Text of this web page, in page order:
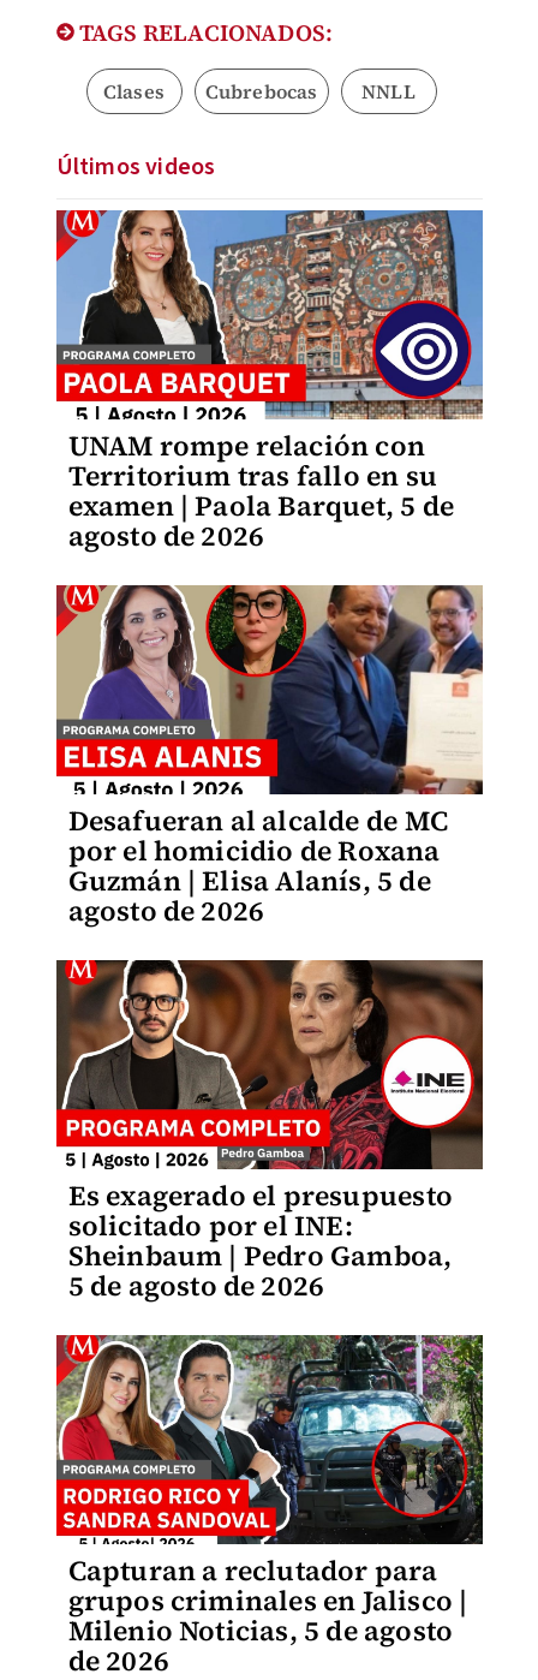
TAGS RELACIONADOS:
Clases Cubrebocas NNLL
Últimos videos
UNAM rompe relación con
Territorium tras fallo en su
examen | Paola Barquet, 5 de
agosto de 2026
Desafueran al alcalde de MC
por el homicidio de Roxana
Guzmán | Elisa Alanís, 5 de
agosto de 2026
Es exagerado el presupuesto
solicitado por el INE:
Sheinbaum | Pedro Gamboa,
5 de agosto de 2026
Capturan a reclutador para
grupos criminales en Jalisco |
Milenio Noticias, 5 de agosto
de 2026